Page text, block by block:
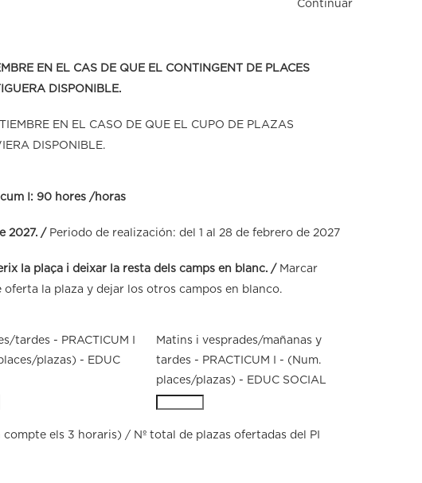
Continuar
EN EL CAS DE QUE EL CONTINGENT DE PLACES
DISPONIBLE.
EN EL CASO DE QUE EL CUPO DE PLAZAS
DISPONIBLE.
I: 90 hores /horas
2027. / Periodo de realización: del 1 al 28 de febrero de 2027
la plaça i deixar la resta dels camps en blanc. / Marcar
la plaza y dejar los otros campos en blanco.
tardes - PRACTICUM I
plazas) - EDUC
Matins i vesprades/mañanas y
tardes - PRACTICUM I - (Num.
places/plazas) - EDUC SOCIAL
els 3 horaris) / Nº total de plazas ofertadas del PI